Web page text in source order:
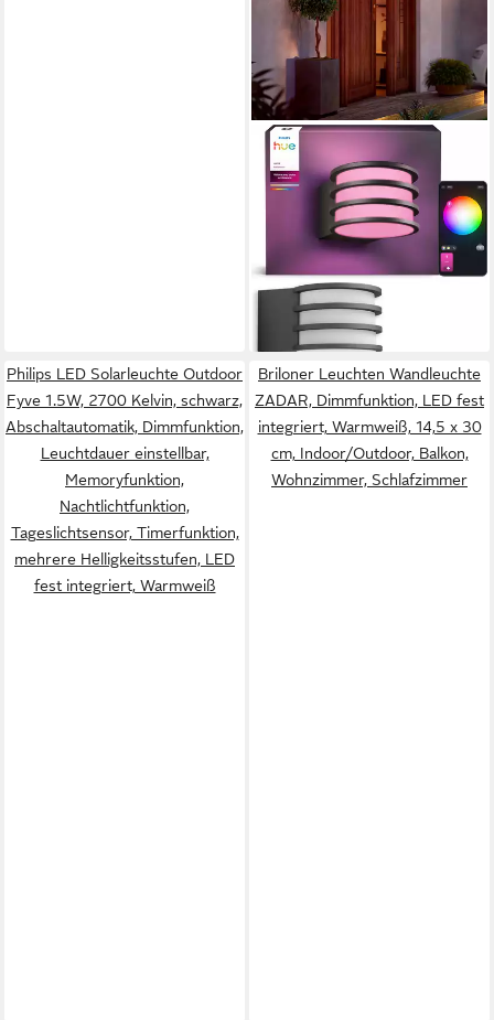
PHILIPS HUE
LED Außen-Wandleuchte
Lucca White & Color
Ambiance, Abschaltautomatik,
Bluetooth, CCT - über
Fernbedienung, Dimmer,
Dimmfunktion, Einschlafhilfe,
Farbsteuerung, Farbwechsel,
Memoryfunktion,
Nachtlichtfunktion, RGB,
Smart Home,
Tageslichtsensor,
Timerfunktion, dimmbar über
Fernbedienung, mehrere
89,99 € UVP99,99 €
lieferbar - in 2-3 Werktagen bei dir
Philips LED Solarleuchte Outdoor
Fyve 1.5W, 2700 Kelvin, schwarz,
Abschaltautomatik, Dimmfunktion,
Leuchtdauer einstellbar,
Memoryfunktion,
Nachtlichtfunktion,
Tageslichtsensor, Timerfunktion,
mehrere Helligkeitsstufen, LED
fest integriert, Warmweiß
Briloner Leuchten Wandleuchte
ZADAR, Dimmfunktion, LED fest
integriert, Warmweiß, 14,5 x 30
cm, Indoor/Outdoor, Balkon,
Wohnzimmer, Schlafzimmer